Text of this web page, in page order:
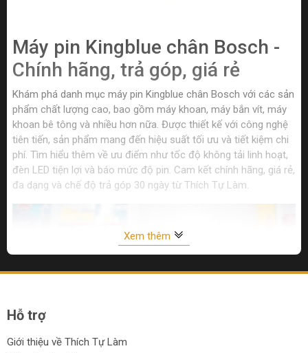
Máy pin Kingblue chân Bosch -
Chính hãng, trả góp, giá rẻ
Khám phá danh mục máy pin Kingblue chân Bosch với các sản
phẩm chất lượng cao, bao gồm máy khoan, máy bắn vít, máy
khoan bê tông và nhiều hơn nữa. Được thiết kế với công nghệ
tiên tiến, sản phẩm mang đến hiệu suất tối ưu và tiết kiệm chi
phí. Tìm hiểu thêm về ưu điểm như tốc độ không tải linh hoạt,
đèn LED tiện lợi và báo mức độ pin. Cam kết chính hãng, giá rẻ,
đa dạng và chế độ trả góp 30 ngày từ Thích Tự Làm.
Xem thêm
Hỗ trợ
Giới thiệu về Thích Tự Làm